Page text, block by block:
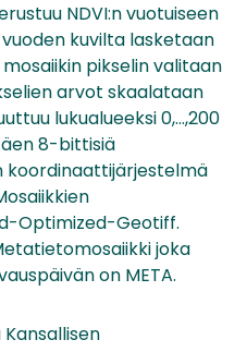
NDVI:n vuotuiseen
kuvilta lasketaan
pikselin valitaan
arvot skaalataan
lukualueeksi 0,…,200
8-bittisiä
koordinaattijärjestelmä
Optimized-Geotiff.
joka
on META.